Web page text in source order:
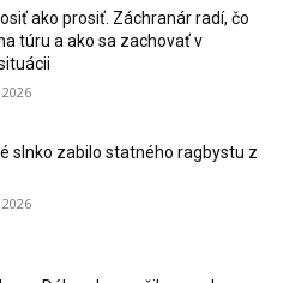
ako prosiť. Záchranár radí, čo
túru a ako sa zachovať v
slnko zabilo statného ragbystu z